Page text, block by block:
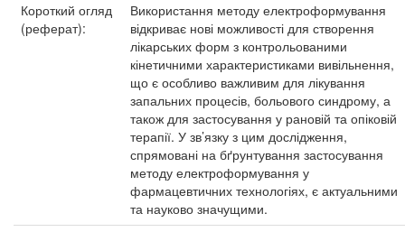
Короткий огляд
(реферат):
Використання методу електроформування
відкриває нові можливості для створення
лікарських форм з контрольованими
кінетичними характеристиками вивільнення,
що є особливо важливим для лікування
запальних процесів, больового синдрому, а
також для застосування у рановій та опіковій
терапії. У зв’язку з цим дослідження,
спрямовані на бґрунтування застосування
методу електроформування у
фармацевтичних технологіях, є актуальними
та науково значущими.